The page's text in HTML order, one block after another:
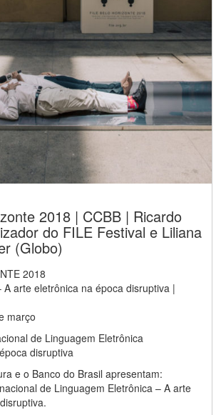
2018 | CCBB | Ricardo
do FILE Festival e Liliana
(Globo)
2018
A arte eletrônica na época disruptiva |
março
de Linguagem Eletrônica
disruptiva
e o Banco do Brasil apresentam:
de Linguagem Eletrônica – A arte